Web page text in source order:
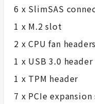
6 x SlimSAS
1 x M.2 slot
2 x CPU fan headers
1 x USB 3.0 header
1 x TPM header
7 x PCIe